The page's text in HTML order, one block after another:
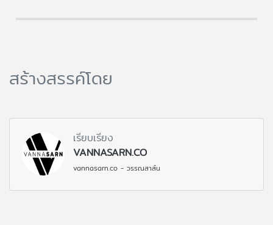
สร้างสรรค์โดย
เรียบเรียง
VANNASARN.CO
vannasarn.co - วรรณสาส์น